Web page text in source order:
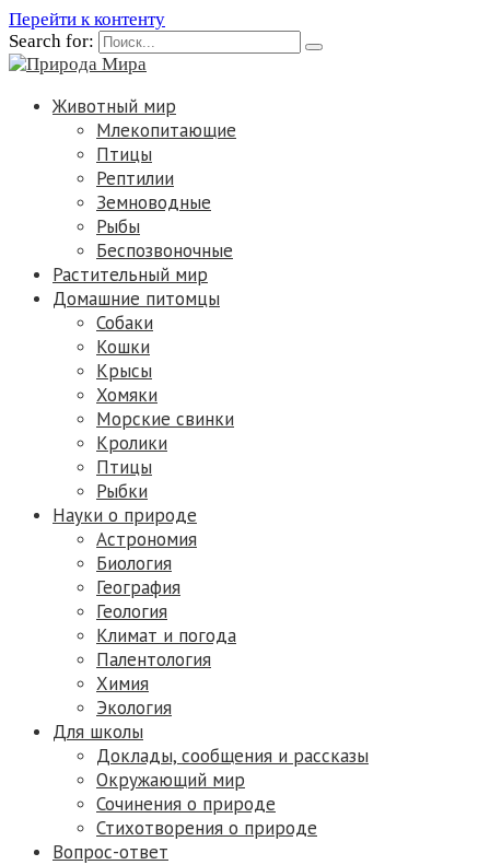
Перейти к контенту
Search for:
Животный мир
Млекопитающие
Птицы
Рептилии
Земноводные
Рыбы
Беспозвоночные
Растительный мир
Домашние питомцы
Собаки
Кошки
Крысы
Хомяки
Морские свинки
Кролики
Птицы
Рыбки
Науки о природе
Астрономия
Биология
География
Геология
Климат и погода
Палентология
Химия
Экология
Для школы
Доклады, сообщения и рассказы
Окружающий мир
Сочинения о природе
Стихотворения о природе
Вопрос-ответ